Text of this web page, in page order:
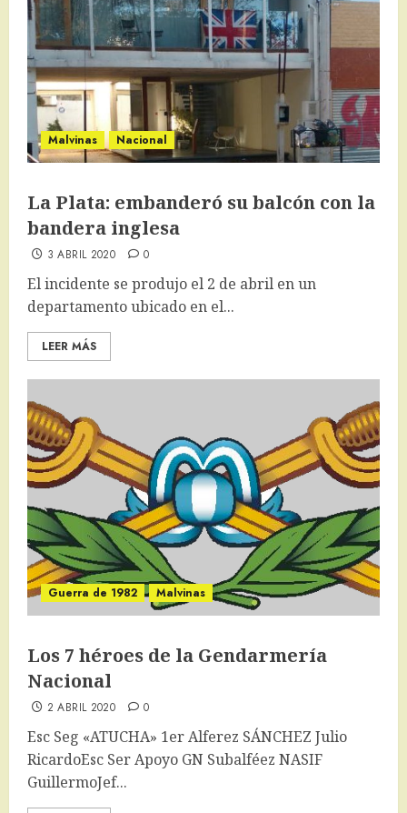
Malvinas Nacional
La Plata: embanderó su balcón con la
bandera inglesa
3 ABRIL 2020 0
El incidente se produjo el 2 de abril en un
departamento ubicado en el...
LEER MÁS
Guerra de 1982 Malvinas
Los 7 héroes de la Gendarmería
Nacional
2 ABRIL 2020 0
Esc Seg «ATUCHA» 1er Alferez SÁNCHEZ Julio
RicardoEsc Ser Apoyo GN Subalféez NASIF
GuillermoJef...